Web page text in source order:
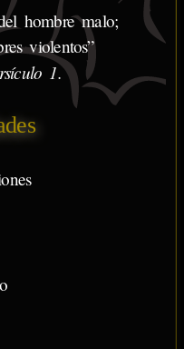
hombre malo;
violentos”
1.